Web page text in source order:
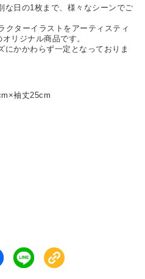
な⽇の1枚まで、様々なシーンでご
ターイラストをアーティスティ
リジナル商品です。
かかわらず⼀定となっておりま
袖丈25cm